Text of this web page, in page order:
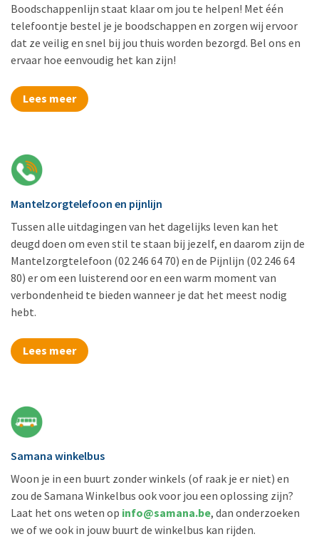
Boodschappenlijn staat klaar om jou te helpen! Met één
telefoontje bestel je je boodschappen en zorgen wij ervoor
dat ze veilig en snel bij jou thuis worden bezorgd. Bel ons en
ervaar hoe eenvoudig het kan zijn!
Lees meer
Mantelzorgtelefoon en pijnlijn
Tussen alle uitdagingen van het dagelijks leven kan het
deugd doen om even stil te staan bij jezelf, en daarom zijn de
Mantelzorgtelefoon (02 246 64 70) en de Pijnlijn (02 246 64
80) er om een luisterend oor en een warm moment van
verbondenheid te bieden wanneer je dat het meest nodig
hebt.
Lees meer
Samana winkelbus
Woon je in een buurt zonder winkels (of raak je er niet) en
zou de Samana Winkelbus ook voor jou een oplossing zijn?
Laat het ons weten op info@samana.be, dan onderzoeken
we of we ook in jouw buurt de winkelbus kan rijden.